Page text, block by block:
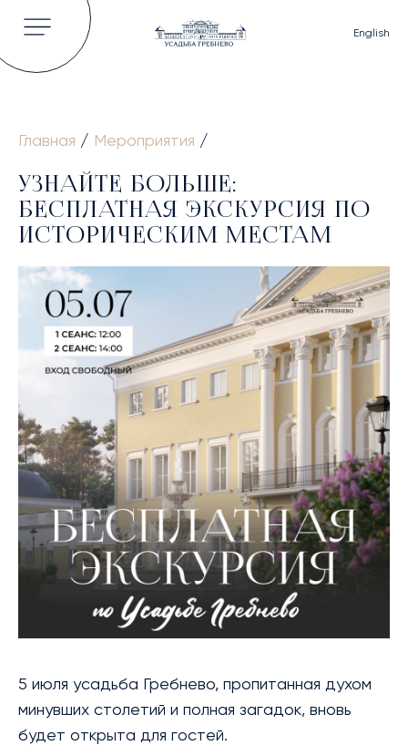
English
ГЛАВНАЯ
ОБ УСАДЬБЕ
ИСТОРИЯ
КНИГИ И СТАТЬИ
ВИДЕО
НОВОСТИ
ГАЛЕРЕЯ
БИБЛИОТЕКА
МЕРОПРИЯТИЯ
УСЛУГИ
БЛАГОТВОРИТЕЛЬНОСТЬ
КОНТАКТЫ
Главная / Мероприятия /
УЗНАЙТЕ БОЛЬШЕ:
БЕСПЛАТНАЯ ЭКСКУРСИЯ ПО
ИСТОРИЧЕСКИМ МЕСТАМ
5 июля усадьба Гребнево, пропитанная духом
минувших столетий и полная загадок, вновь
будет открыта для гостей.